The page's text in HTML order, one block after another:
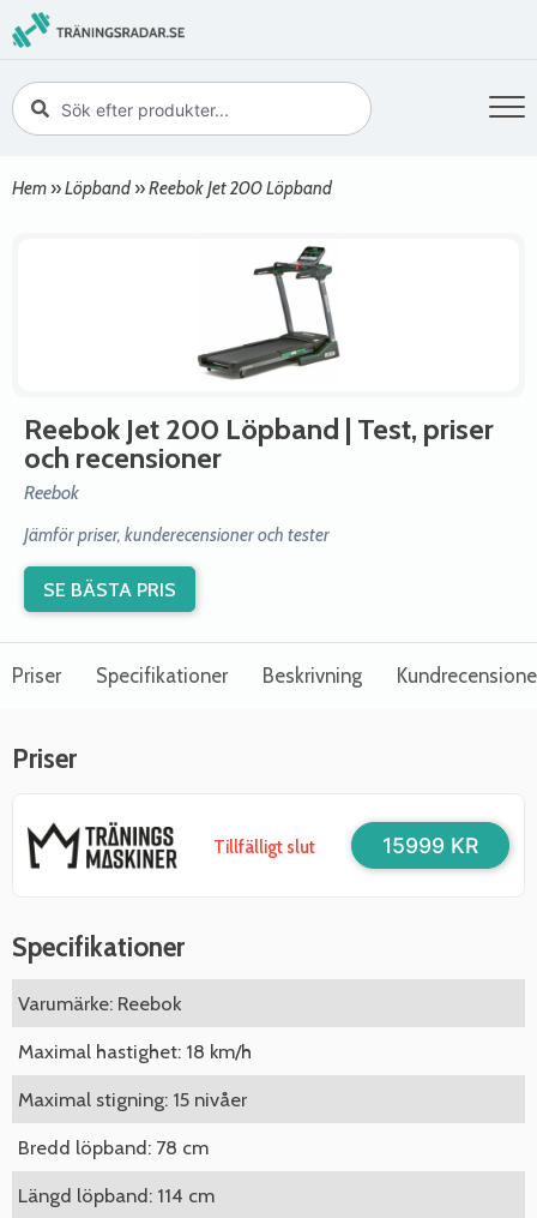
Hem »Löpband »Reebok Jet 200 Löpband
Reebok Jet 200 Löpband | Test, priser
och recensioner
Reebok
Jämför priser, kunderecensioner och tester
SE BÄSTA PRIS
Priser Specifikationer Beskrivning
Priser
Tillfälligt slut 15999 KR
Specifikationer
Varumärke: Reebok
Maximal hastighet: 18 km/h
Maximal stigning: 15 nivåer
Bredd löpband: 78 cm
Längd löpband: 114 cm